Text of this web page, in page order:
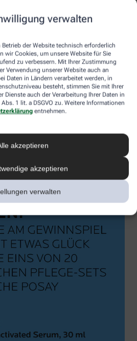
verwalten
der Website technisch erforderlich
wir Cookies, um unsere Website für Sie
zu verbessern. Mit Ihrer Zustimmung
Verwendung unserer Website auch an
Daten in Ländern verarbeitet werden, in
besteht, stimmen Sie mit Ihrer
Dienste auch der Verarbeitung Ihrer Daten in
1 lit. a DSGVO zu. Weitere Informationen
entnehmen.
akzeptieren
akzeptieren
verwalten